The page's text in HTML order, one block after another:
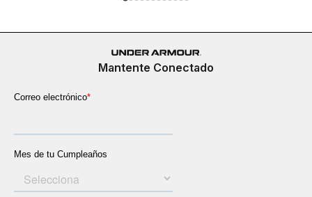
Mantente Conectado